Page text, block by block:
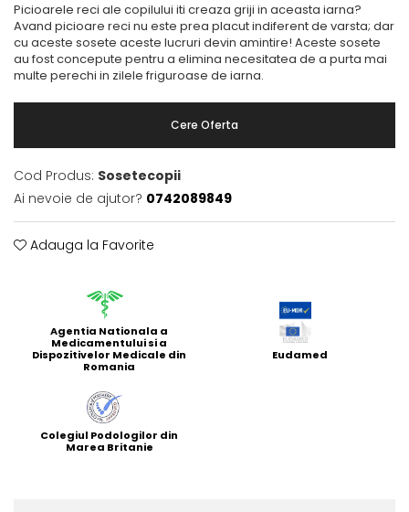
Picioarele reci ale copilului iti creaza griji in aceasta iarna?
Avand picioare reci nu este prea placut indiferent de varsta; dar
cu aceste sosete aceste lucruri devin amintire! Aceste sosete
au fost concepute pentru a elimina necesitatea de a purta mai
multe perechi in zilele friguroase de iarna.
Cere Oferta
Cod Produs: Sosetecopii
Ai nevoie de ajutor? 0742089849
Adauga la Favorite
Agentia Nationala a
Medicamentului si a
Dispozitivelor Medicale din
Romania
Eudamed
Colegiul Podologilor din
Marea Britanie